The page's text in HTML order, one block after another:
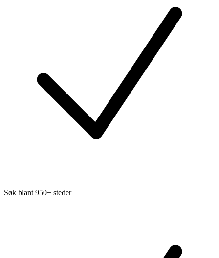
Søk blant 950+ steder